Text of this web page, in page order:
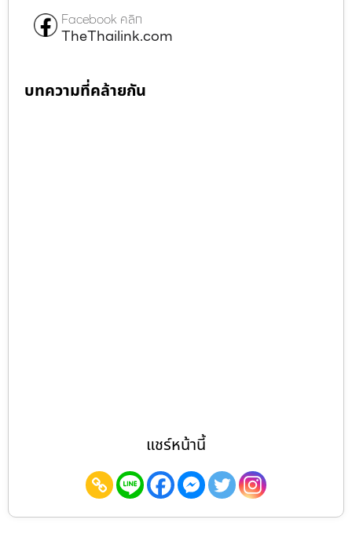
Facebook คลิก
TheThailink.com
บทความที่คล้ายกัน
แชร์หน้านี้